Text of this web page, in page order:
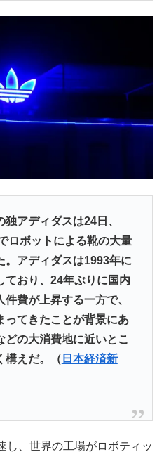
アディダスは24日、
ロボットによる靴の大量
。アディダスは1993年に
ており、24年ぶりに国内
費が上昇する一方で、
ってきたことが背景にあ
の大消費地に近いとこ
構えだ。（ 日本経済新
し、世界の工場がロボティッ